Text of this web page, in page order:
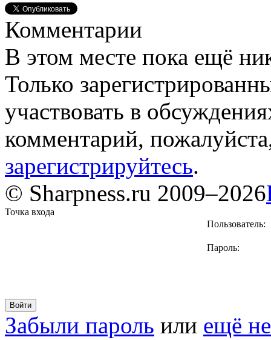
Комментарии
В этом месте пока ещё
Только
участвовать в
комментарий,
зарегистрируйтесь.
© Sharpness.ru 2009–2026
Точка входа
Пользователь:
Пароль:
Забыли пароль или ещё